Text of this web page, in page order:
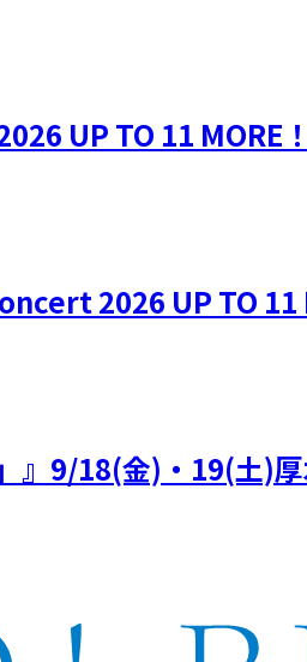
UP TO 11 MORE
2026 UP TO 11
9/18(金)・19(土)